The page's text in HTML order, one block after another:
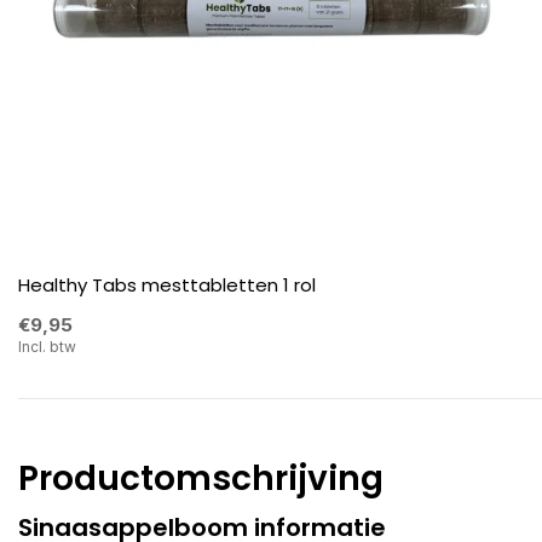
Healthy Tabs mesttabletten 1 rol
€9,95
Incl. btw
Productomschrijving
Sinaasappelboom informatie